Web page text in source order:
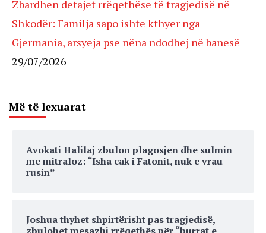
Zbardhen detajet rrëqethëse të tragjedisë në
Shkodër: Familja sapo ishte kthyer nga
Gjermania, arsyeja pse nëna ndodhej në banesë
29/07/2026
Më të lexuarat
Avokati Halilaj zbulon plagosjen dhe sulmin
me mitraloz: “Isha cak i Fatonit, nuk e vrau
rusin”
Joshua thyhet shpirtërisht pas tragjedisë,